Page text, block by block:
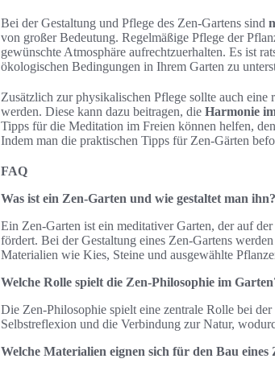
Bei der Gestaltung und Pflege des Zen-Gartens sind
von großer Bedeutung. Regelmäßige Pflege der
gewünschte Atmosphäre aufrechtzuerhalten. Es ist
ökologischen Bedingungen in Ihrem Garten zu
Zusätzlich zur physikalischen Pflege sollte auch
werden. Diese kann dazu beitragen, die Harmonie
Tipps für die Meditation im Freien können helfen,
Indem man die praktischen Tipps für Zen-Gärten
FAQ
Was ist ein Zen-Garten und wie gestaltet man ihn?
Ein Zen-Garten ist ein meditativer Garten, der auf
fördert. Bei der Gestaltung eines Zen-Gartens
Materialien wie Kies, Steine und ausgewählte
Welche Rolle spielt die Zen-Philosophie im
Die Zen-Philosophie spielt eine zentrale Rolle bei
Selbstreflexion und die Verbindung zur Natur,
Welche Materialien eignen sich für den Bau eines